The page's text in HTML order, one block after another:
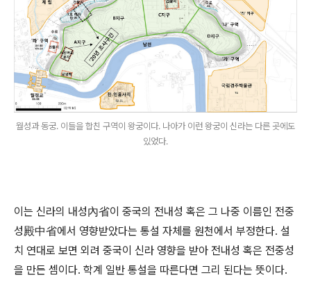
월성과 동궁. 이들을 합친 구역이 왕궁이다. 나아가 이런 왕궁이 신라는 다른 곳에도
있었다.
이는 신라의 내성內省이 중국의 전내성 혹은 그 나중 이름인 전중
성殿中省에서 영향받았다는 통설 자체를 원천에서 부정한다. 설
치 연대로 보면 외려 중국이 신라 영향을 받아 전내성 혹은 전중성
을 만든 셈이다. 학계 일반 통설을 따른다면 그리 된다는 뜻이다.